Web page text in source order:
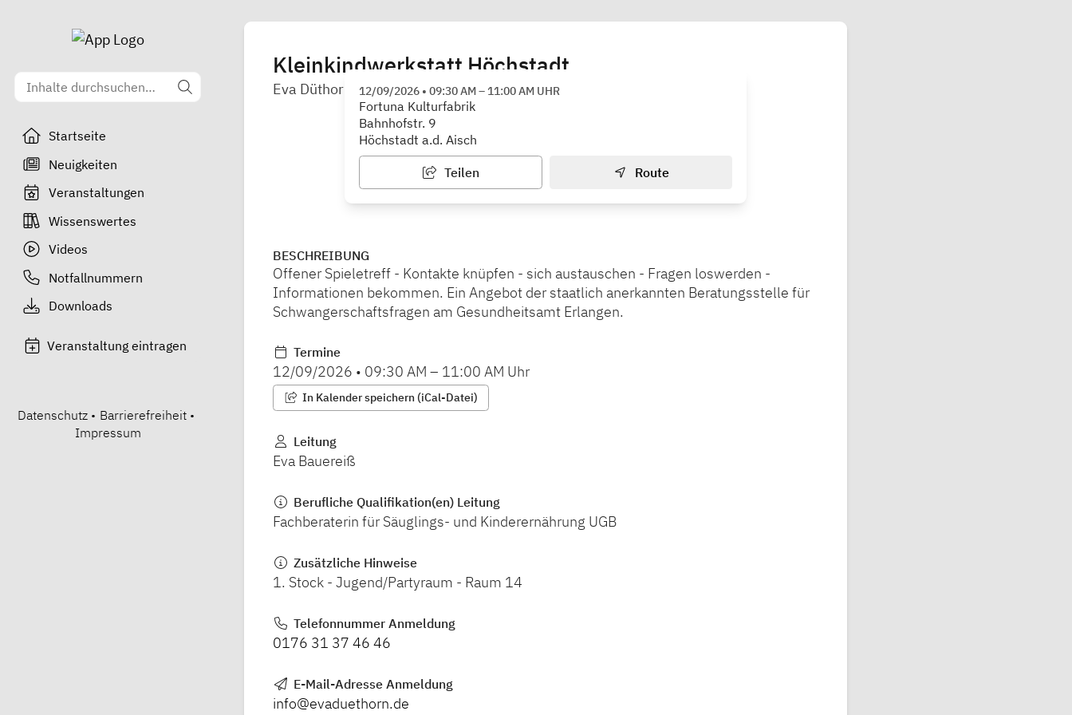
Startseite
Neuigkeiten
Veranstaltungen
Wissenswertes
Videos
Notfallnummern
Downloads
Veranstaltung eintragen
Datenschutz • Barrierefreiheit •
Impressum
Kleinkindwerkstatt Höchstadt
Eva Düthorn Gesundheitsberatung
12/09/2026 • 09:30 AM– 11:00 AM UHR
Fortuna Kulturfabrik
Bahnhofstr. 9
Höchstadt a.d. Aisch
Teilen Route
BESCHREIBUNG
Offener Spieletreff - Kontakte knüpfen - sich austauschen - Fragen loswerden -
Informationen bekommen. Ein Angebot der staatlich anerkannten Beratungsstelle für
Schwangerschaftsfragen am Gesundheitsamt Erlangen.
Termine
12/09/2026 • 09:30 AM – 11:00 AM Uhr
In Kalender speichern (iCal-Datei)
Leitung
Eva Bauereiß
Berufliche Qualifikation(en) Leitung
Fachberaterin für Säuglings- und Kinderernährung UGB
Zusätzliche Hinweise
1. Stock - Jugend/Partyraum - Raum 14
Telefonnummer Anmeldung
0176 31 37 46 46
E-Mail-Adresse Anmeldung
info@evaduethorn.de